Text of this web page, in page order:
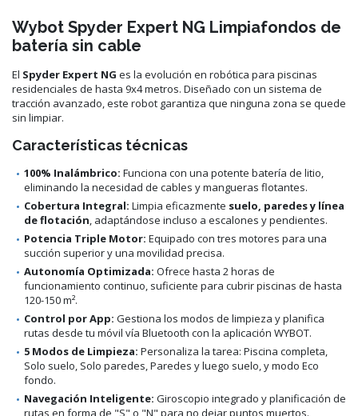
Wybot Spyder Expert NG Limpiafondos de
batería sin cable
El Spyder Expert NG es la evolución en robótica para piscinas
residenciales de hasta 9x4 metros. Diseñado con un sistema de
tracción avanzado, este robot garantiza que ninguna zona se quede
sin limpiar.
Características técnicas
100% Inalámbrico: Funciona con una potente batería de litio,
eliminando la necesidad de cables y mangueras flotantes.
Cobertura Integral: Limpia eficazmente suelo, paredes y línea
de flotación, adaptándose incluso a escalones y pendientes.
Potencia Triple Motor: Equipado con tres motores para una
succión superior y una movilidad precisa.
Autonomía Optimizada: Ofrece hasta 2 horas de
funcionamiento continuo, suficiente para cubrir piscinas de hasta
120-150 m².
Control por App: Gestiona los modos de limpieza y planifica
rutas desde tu móvil vía Bluetooth con la aplicación WYBOT.
5 Modos de Limpieza: Personaliza la tarea: Piscina completa,
Solo suelo, Solo paredes, Paredes y luego suelo, y modo Eco
fondo.
Navegación Inteligente: Giroscopio integrado y planificación de
rutas en forma de "S" o "N" para no dejar puntos muertos.